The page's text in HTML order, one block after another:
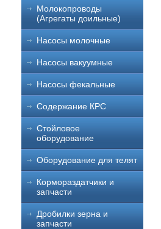
Молокопроводы
(Агрегаты доильные)
Насосы молочные
Насосы вакуумные
Насосы фекальные
Содержание КРС
Стойловое
оборудование
Оборудование для телят
Кормораздатчики и
запчасти
Дробилки зерна и
запчасти